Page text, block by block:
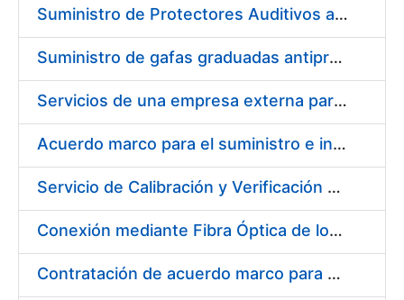
Suministro de Protectores Auditivos a medida para las personas trabajadoras de los Centros de Trabajo de Madrid y Burgos
Suministro de gafas graduadas antiproyecciones para los trabajadores de la FNMT-RCM en los centros de trabajo de Madrid y Burgos
Servicios de una empresa externa para el asesoramiento y resolución de los recursos de alzada que se presentan relacionados con procesos de selección para la FNMT-RCM
Acuerdo marco para el suministro e instalación de persianas, estores y otros complementos
Servicio de Calibración y Verificación Externa de los Equipos de Medición del Servicio de Prevención de la FNMT-RCM
Conexión mediante Fibra Óptica de los Centros de Proceso de Datos (CPDs) de las sedes de la FNMT-RCM de Burgos y Madrid
Contratación de acuerdo marco para el Suministro de Material de Electricidad para la Fábrica Nacional de Moneda y Timbre-Real Casa de la Moneda en su centro de trabajo de Burgos